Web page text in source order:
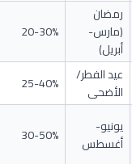
رمضان
(مارس-
أبريل)
20-30%
عيد الفطر/
الأضحى
25-40%
يونيو-
أغسطس
30-50%